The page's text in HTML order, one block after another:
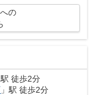
の
駅 徒歩2分
」駅 徒歩2分